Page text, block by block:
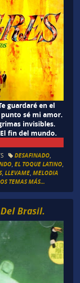
guardaré en el
sé mi amor.
invisibles.
fin del mundo.
DESAFINADO,
, EL TOQUE LATINO,
, LLEVAME, MELODIA
TEMAS MÁS...
Brasil.